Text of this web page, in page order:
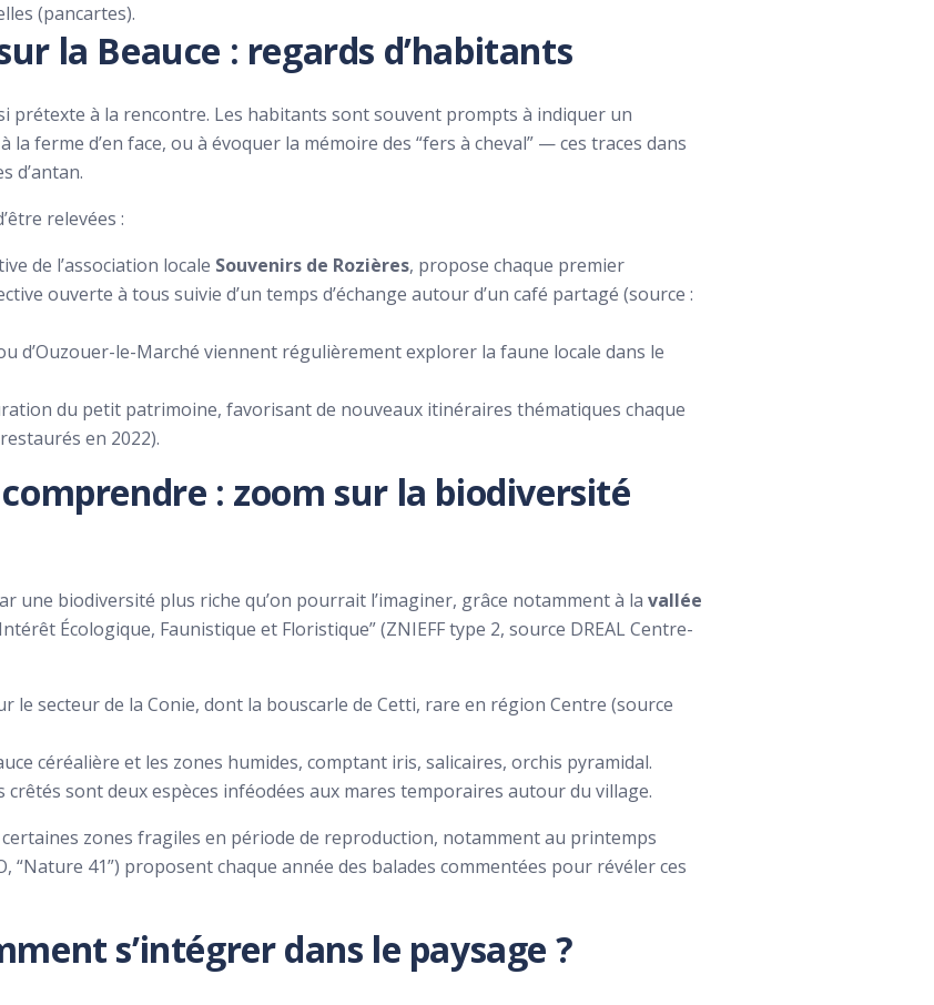
(pancartes).
la Beauce : regards d’habitants
prétexte à la rencontre. Les habitants sont souvent prompts à indiquer un
ferme d’en face, ou à évoquer la mémoire des “fers à cheval” — ces traces dans
d’antan.
relevées :
de l’association locale Souvenirs de Rozières, propose chaque premier
ouverte à tous suivie d’un temps d’échange autour d’un café partagé (source :
d’Ouzouer-le-Marché viennent régulièrement explorer la faune locale dans le
du petit patrimoine, favorisant de nouveaux itinéraires thématiques chaque
en 2022).
: zoom sur la biodiversité
une biodiversité plus riche qu’on pourrait l’imaginer, grâce notamment à la vallée
Écologique, Faunistique et Floristique” (ZNIEFF type 2, source DREAL Centre-
le secteur de la Conie, dont la bouscarle de Cetti, rare en région Centre (source
céréalière et les zones humides, comptant iris, salicaires, orchis pyramidal.
sont deux espèces inféodées aux mares temporaires autour du village.
zones fragiles en période de reproduction, notamment au printemps
“Nature 41”) proposent chaque année des balades commentées pour révéler ces
s’intégrer dans le paysage ?